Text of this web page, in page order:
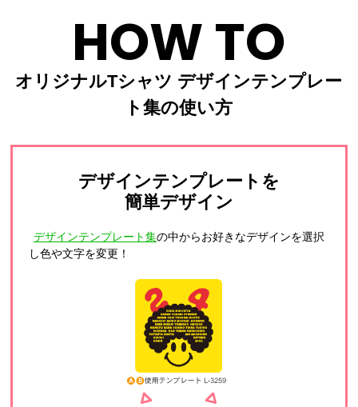
HOW TO
オリジナルTシャツ デザインテンプレー
ト集の使い方
デザインテンプレートを
簡単デザイン
デザインテンプレート集の中からお好きなデザインを選択
し色や文字を変更！